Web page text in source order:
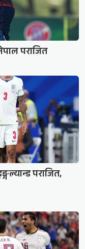
पराजित
पराजित,